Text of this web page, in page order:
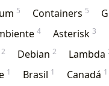
5 Containers 5
4 Asterisk 3
2 Debian 2 Lambda
1 Brasil 1 Canadá 1